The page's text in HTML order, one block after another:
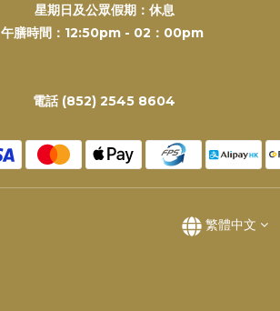
星期日及公眾假期：休息
午膳時間：12:50pm - 02：00pm
電話 (852) 2545 8604
繁體中文